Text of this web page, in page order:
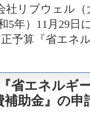
社リブウェル
5年）11月29日
予算『省エネ
省エネルギ
助金』の申